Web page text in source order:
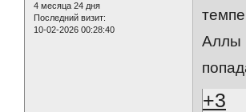
4 месяца 24 дня
Последний визит:
10-02-2026 00:28:40
Аллы
+3